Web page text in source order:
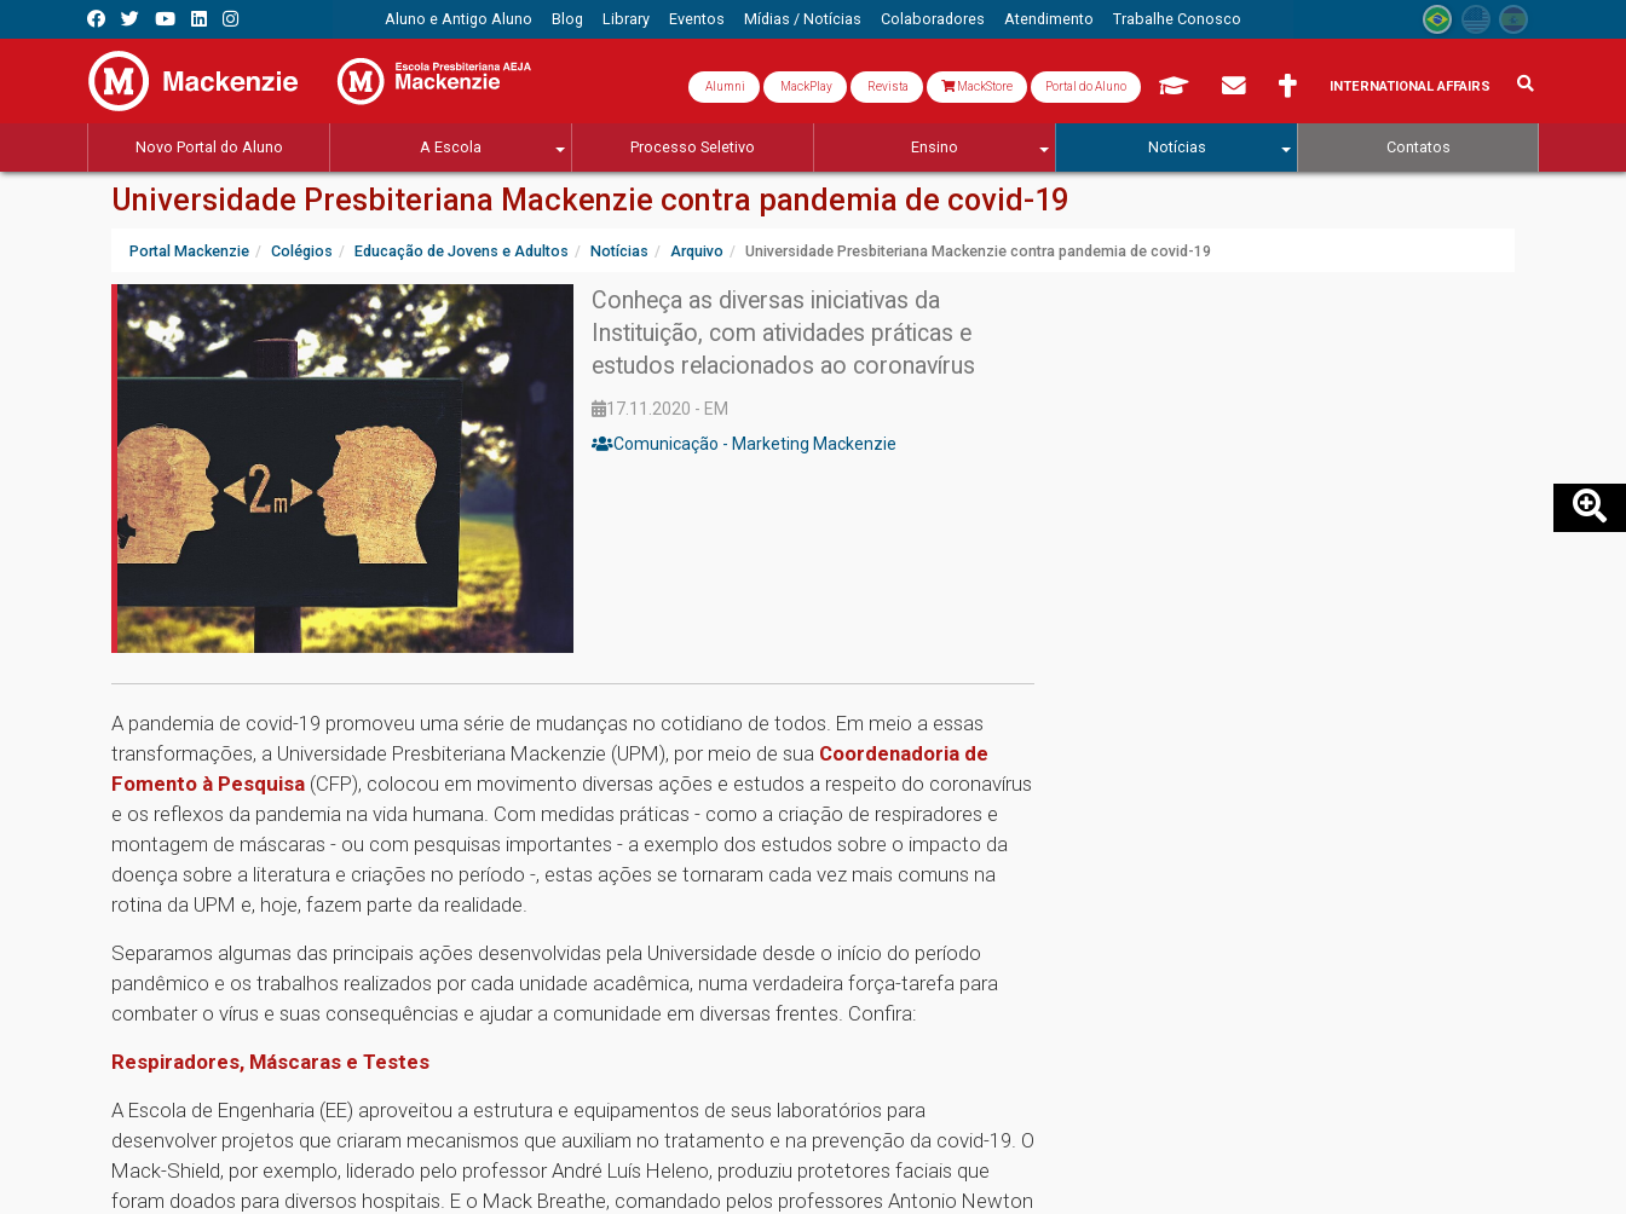
Aluno e Antigo Aluno Blog Library Eventos Mídias / Notícias Colaboradores Atendimento Trabalhe Conosco
Alumni MackPlay Revista MackStore Portal do Aluno INTERNATIONAL AFFAIRS
Novo Portal do Aluno A Escola Processo Seletivo Ensino Notícias Contatos
Universidade Presbiteriana Mackenzie contra pandemia de covid-19
Portal Mackenzie Colégios Educação de Jovens e Adultos Notícias Arquivo Universidade Presbiteriana Mackenzie contra pandemia de covid-19
Conheça as diversas iniciativas da
Instituição, com atividades práticas e
estudos relacionados ao coronavírus
17.11.2020 - EM
Comunicação - Marketing Mackenzie
A pandemia de covid-19 promoveu uma série de mudanças no cotidiano de todos. Em meio a essas
transformações, a Universidade Presbiteriana Mackenzie (UPM), por meio de sua Coordenadoria de
Fomento à Pesquisa (CFP), colocou em movimento diversas ações e estudos a respeito do coronavírus
e os reflexos da pandemia na vida humana. Com medidas práticas - como a criação de respiradores e
montagem de máscaras - ou com pesquisas importantes - a exemplo dos estudos sobre o impacto da
doença sobre a literatura e criações no período -, estas ações se tornaram cada vez mais comuns na
rotina da UPM e, hoje, fazem parte da realidade.
Separamos algumas das principais ações desenvolvidas pela Universidade desde o início do período
pandêmico e os trabalhos realizados por cada unidade acadêmica, numa verdadeira força-tarefa para
combater o vírus e suas consequências e ajudar a comunidade em diversas frentes. Confira:
Respiradores, Máscaras e Testes
A Escola de Engenharia (EE) aproveitou a estrutura e equipamentos de seus laboratórios para
desenvolver projetos que criaram mecanismos que auxiliam no tratamento e na prevenção da covid-19. O
Mack-Shield, por exemplo, liderado pelo professor André Luís Heleno, produziu protetores faciais que
foram doados para diversos hospitais. E o Mack Breathe, comandado pelos professores Antonio Newton